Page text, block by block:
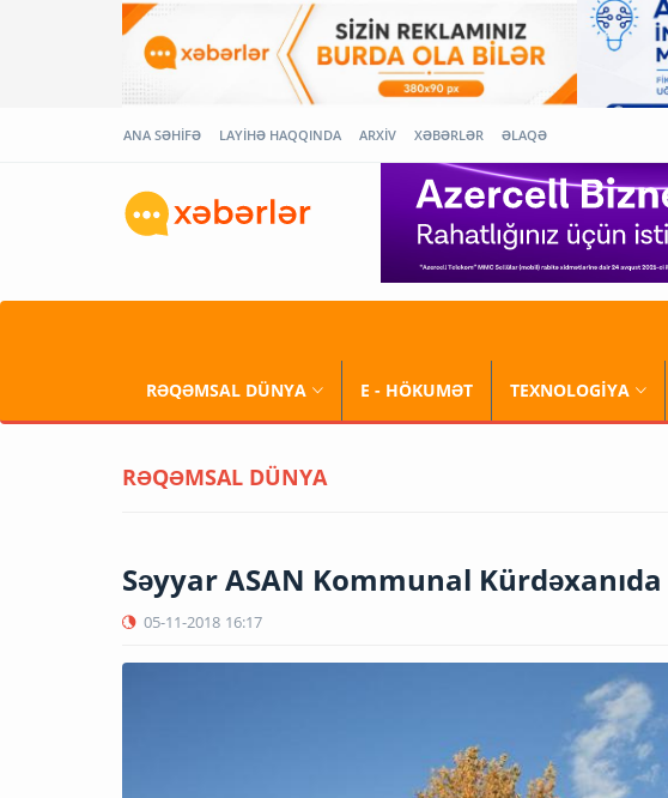
ANA SƏHİFƏ LAYİHƏ HAQQINDA ARXİV XƏBƏRLƏR ƏLAQƏ
RƏQƏMSAL DÜNYA E - HÖKUMƏT TEXNOLOGİYA
RƏQƏMSAL DÜNYA
Səyyar ASAN Kommunal Kürdəxanıda
05-11-2018 16:17